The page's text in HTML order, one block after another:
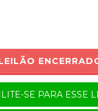
SE PARA ESSE